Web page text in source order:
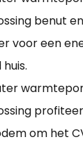
benut
voor een
om het